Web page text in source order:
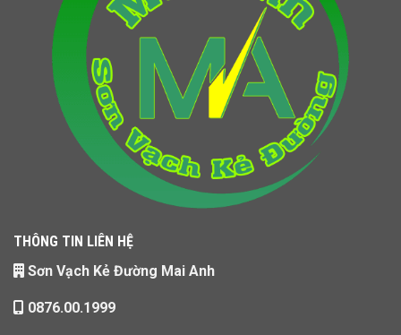
THÔNG TIN LIÊN HỆ
Sơn Vạch Kẻ Đường Mai Anh
0876.00.1999